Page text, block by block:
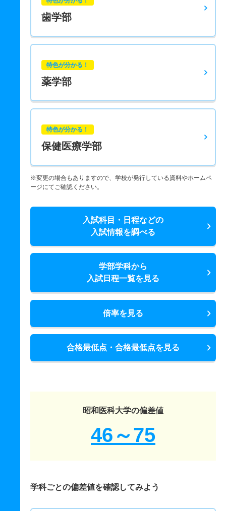
歯学部
特色が分かる！
薬学部
特色が分かる！
保健医療学部
※変更の場合もありますので、学校が発行している資料やホームペ
ージにてご確認ください。
入試科目・日程などの
入試情報を調べる
学部学科から
入試日程一覧を見る
倍率を見る
合格最低点・合格最低点を見る
昭和医科大学の偏差値
46～75
学科ごとの偏差値を確認してみよう